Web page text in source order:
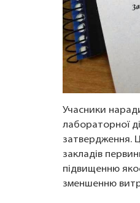
Учасники
лабораторної
затвердження.
закладів
підвищенню
зменшенню